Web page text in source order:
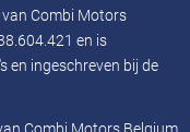
Combi Motors
en is
en ingeschreven bij de